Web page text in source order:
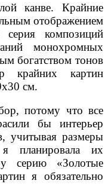
канве. Крайние
отображением
серия композиций
монохромных
богатством тонов
крайних картин
см.
потому что все
бы интерьер
учитывая размеры
планировала их
серию «Золотые
я обязательно